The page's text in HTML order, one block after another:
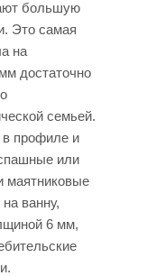
большую
Это самая
на
достаточно
семьей.
в профиле и
или
маятниковые
ванну,
6 мм,